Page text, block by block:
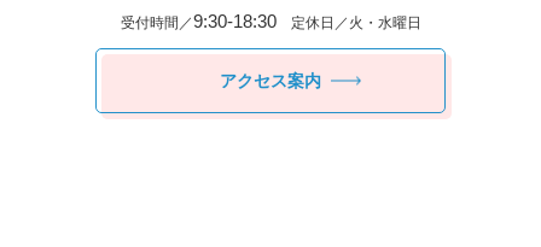
受付時間／9:30-18:30定休日／火・水曜日
アクセス案内